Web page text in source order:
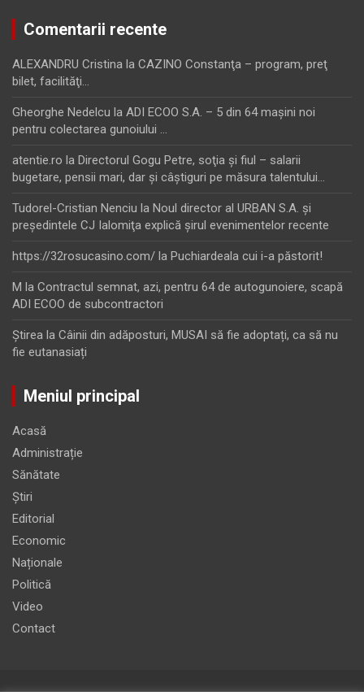
Comentarii recente
ALEXANDRU Cristina la CAZINO Constanţa – program, preţ
bilet, facilităţi…
Gheorghe Nedelcu la ADI ECOO S.A. – 5 din 64 maşini noi
pentru colectarea gunoiului …
atentie.ro la Directorul Gogu Petre, soţia şi fiul – salarii
bugetare, pensii mari, dar şi câştiguri pe măsura talentului…
Tudorel-Cristian Nenciu la Noul director al URBAN S.A. şi
preşedintele CJ Ialomiţa explică şirul evenimentelor recente
https://32rosucasino.com/ la Puchiardeala cui i-a păstorit!
M la Contractul semnat, azi, pentru 64 de autogunoiere, scapă
ADI ECOO de subcontractori
Ştirea la Câinii din adăposturi, MUSAI să fie adoptați, ca să nu
fie eutanasiați
Meniul principal
Acasă
Administrație
Sănătate
Știri
Editorial
Economic
Naționale
Politică
Video
Contact